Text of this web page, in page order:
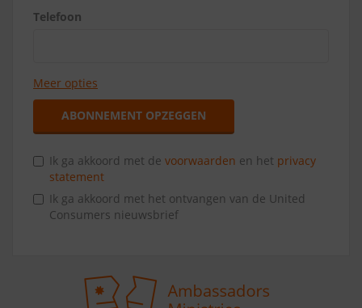
Telefoon
Meer opties
ABONNEMENT OPZEGGEN
Ik ga akkoord met de voorwaarden en het privacy
statement
Ik ga akkoord met het ontvangen van de United
Consumers nieuwsbrief